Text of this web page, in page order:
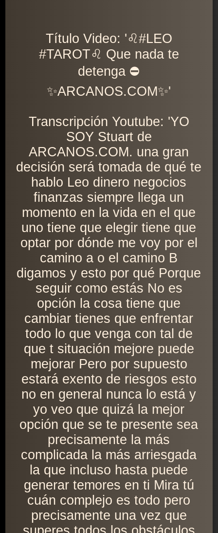
Título Video: '♌️#LEO
#TAROT♌️ Que nada te
detenga ⛔
✨ARCANOS.COM✨'
Transcripción Youtube: 'YO
SOY Stuart de
ARCANOS.COM. una gran
decisión será tomada de qué te
hablo Leo dinero negocios
finanzas siempre llega un
momento en la vida en el que
uno tiene que elegir tiene que
optar por dónde me voy por el
camino a o el camino B
digamos y esto por qué Porque
seguir como estás No es
opción la cosa tiene que
cambiar tienes que enfrentar
todo lo que venga con tal de
que t situación mejore puede
mejorar Pero por supuesto
estará exento de riesgos esto
no en general nunca lo está y
yo veo que quizá la mejor
opción que se te presente sea
precisamente la más
complicada la más arriesgada
la que incluso hasta puede
generar temores en ti Mira tú
cuán complejo es todo pero
precisamente una vez que